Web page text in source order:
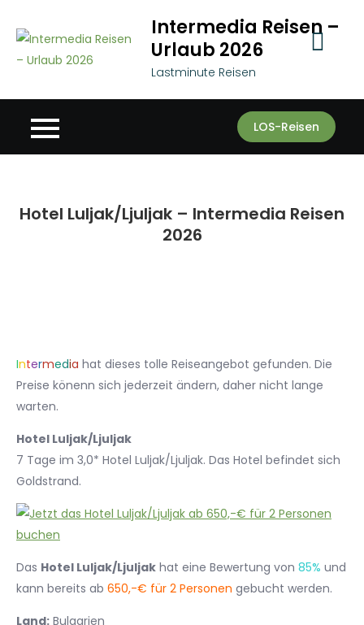
content
Intermedia Reisen –
Urlaub 2026
Lastminute Reisen
LOS-Reisen
Hotel Luljak/Ljuljak – Intermedia Reisen
2026
Intermedia hat dieses tolle Reiseangebot gefunden. Die
Preise könenn sich jederzeit ändern, daher nicht lange
warten.
Hotel Luljak/Ljuljak
7 Tage im 3,0* Hotel Luljak/Ljuljak. Das Hotel befindet sich
Goldstrand.
Das Hotel Luljak/Ljuljak hat eine Bewertung von 85% und
kann bereits ab 650,-€ für 2 Personen gebucht werden.
Land: Bulgarien